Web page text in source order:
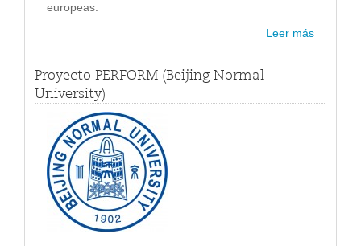
europeas.
Leer más
Proyecto PERFORM (Beijing Normal
University)